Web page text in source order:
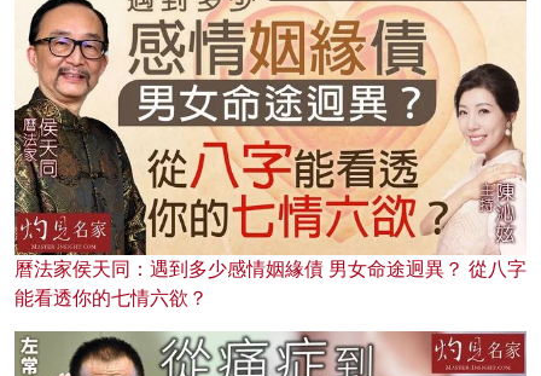
曆法家侯天同：遇到多少感情姻緣債 男女命途迥異？ 從八字
能看透你的七情六欲？